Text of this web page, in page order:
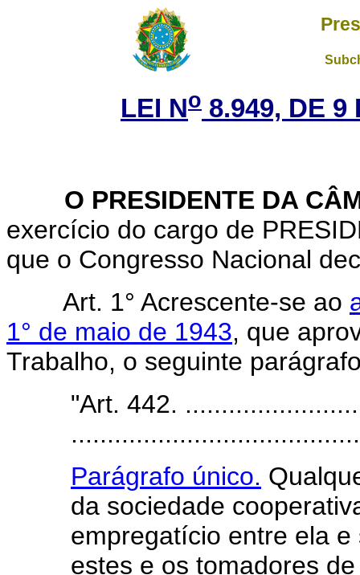
LEI No 8.949, DE 9
O PRESIDENTE DA
exercício do cargo de
que o Congresso Nacional
Art. 1° Acrescente-se ao
1° de maio de 1943, que
Trabalho, o seguinte
"Art. 442.
........................................
Parágrafo único.
da sociedade
empregatício entre ela
estes e os tomadores